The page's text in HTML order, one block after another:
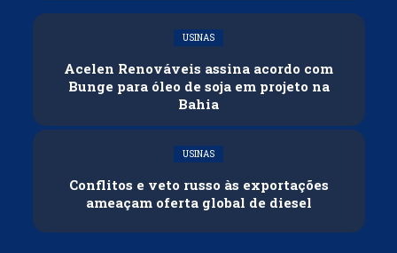
USINAS
Acelen Renováveis assina acordo com
Bunge para óleo de soja em projeto na
Bahia
USINAS
Conflitos e veto russo às exportações
ameaçam oferta global de diesel